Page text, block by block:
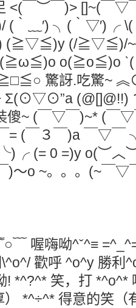
<(￣︶￣)> []~(￣▽
)/ (‵﹏′) ╮(‵▽′)╭
(/≧▽≦)/
o(≧o≦)o ˋ(
驚訝.吃驚~
Σ(⊙▽⊙”a
裝傻~ (￣▽￣)~* (
= (￣３￣)a ￣▽
0 =)y
)～o ~。。。(~￣
喔嗨呦^ˇ^≡
\^o^/ 歡呼 ^o^y 勝
! *^?^* 笑，打
*^÷^* 得意的笑（